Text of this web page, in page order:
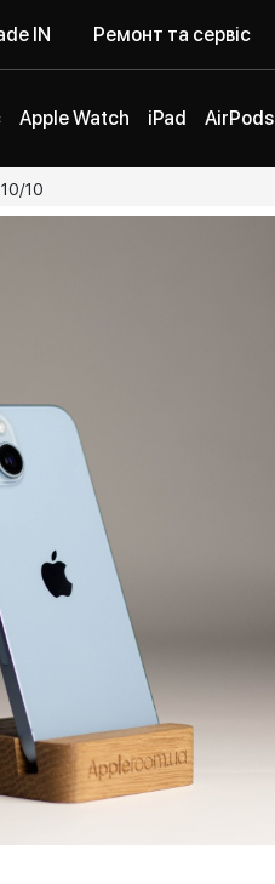
IN Ремонт та сервіс
Apple Watch iPad AirPods
10